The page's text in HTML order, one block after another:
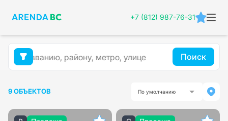
+7 (812) 987-76-31
Поиск
9 ОБЪЕКТОВ По умолчанию